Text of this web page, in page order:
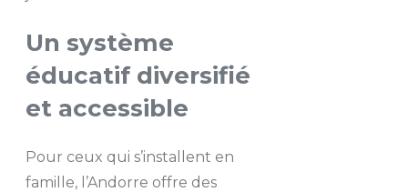
Un système
éducatif diversifié
et accessible
Pour ceux qui s’installent en
famille, l’Andorre offre des